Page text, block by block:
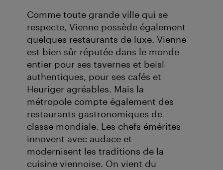
Comme toute grande ville qui se
respecte, Vienne possède également
quelques restaurants de luxe. Vienne
est bien sûr réputée dans le monde
entier pour ses tavernes et beisl
authentiques, pour ses cafés et
Heuriger agréables. Mais la
métropole compte également des
restaurants gastronomiques de
classe mondiale. Les chefs émérites
innovent avec audace et
modernisent les traditions de la
cuisine viennoise. On vient du